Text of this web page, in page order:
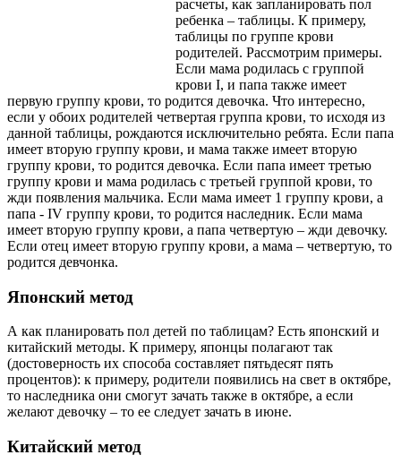
расчеты, как запланировать пол
ребенка – таблицы. К примеру,
таблицы по группе крови
родителей. Рассмотрим примеры.
Если мама родилась с группой
крови I, и папа также имеет
первую группу крови, то родится девочка. Что интересно,
если у обоих родителей четвертая группа крови, то исходя из
данной таблицы, рождаются исключительно ребята. Если папа
имеет вторую группу крови, и мама также имеет вторую
группу крови, то родится девочка. Если папа имеет третью
группу крови и мама родилась с третьей группой крови, то
жди появления мальчика. Если мама имеет 1 группу крови, а
папа - IV группу крови, то родится наследник. Если мама
имеет вторую группу крови, а папа четвертую – жди девочку.
Если отец имеет вторую группу крови, а мама – четвертую, то
родится девчонка.
Японский метод
А как планировать пол детей по таблицам? Есть японский и
китайский методы. К примеру, японцы полагают так
(достоверность их способа составляет пятьдесят пять
процентов): к примеру, родители появились на свет в октябре,
то наследника они смогут зачать также в октябре, а если
желают девочку – то ее следует зачать в июне.
Китайский метод